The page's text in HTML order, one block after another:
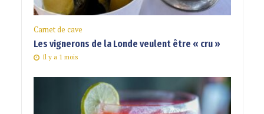
Carnet de cave
Les vignerons de la Londe veulent être « cru »
Il y a 1 mois